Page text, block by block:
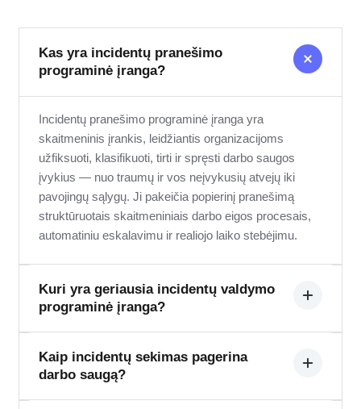
Kas yra incidentų pranešimo
programinė įranga?
Incidentų pranešimo programinė įranga yra
skaitmeninis įrankis, leidžiantis organizacijoms
užfiksuoti, klasifikuoti, tirti ir spręsti darbo saugos
įvykius — nuo traumų ir vos neįvykusių atvejų iki
pavojingų sąlygų. Ji pakeičia popierinį pranešimą
struktūruotais skaitmeniniais darbo eigos procesais,
automatiniu eskalavimu ir realiojo laiko stebėjimu.
Kuri yra geriausia incidentų valdymo
programinė įranga?
Geriausias sprendimas priklauso nuo jūsų pramonės,
masto ir integracijos poreikių. SDS Manager sukurta
Kaip incidentų sekimas pagerina
darbo saugą?